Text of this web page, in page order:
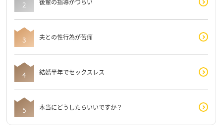
夫との性行為が苦痛
結婚半年でセックスレス
本当にどうしたらいいですか？